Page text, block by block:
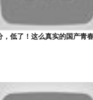
，低了！这么真实的国产青